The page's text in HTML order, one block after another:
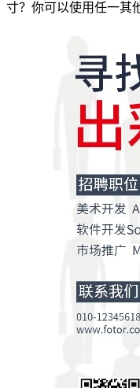
寸？你可以使用任一其